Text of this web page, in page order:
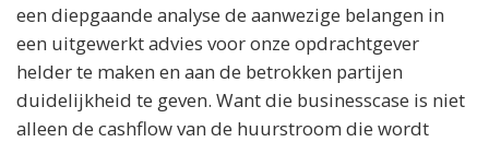
een diepgaande analyse de aanwezige belangen in
een uitgewerkt advies voor onze opdrachtgever
helder te maken en aan de betrokken partijen
duidelijkheid te geven. Want die businesscase is niet
alleen de cashflow van de huurstroom die wordt